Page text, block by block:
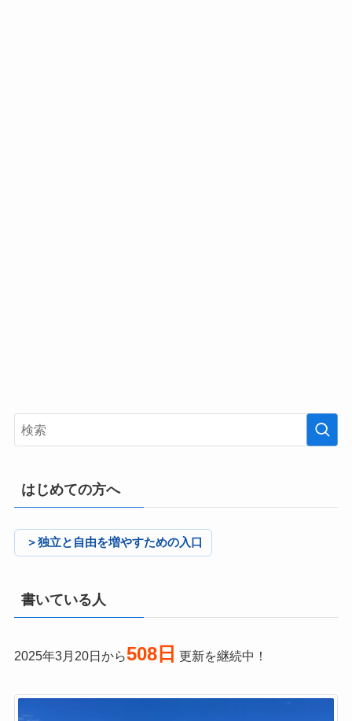
はじめての方へ
＞独立と自由を増やすための入口
書いている人
2025年3月20日から508日 更新を継続中！